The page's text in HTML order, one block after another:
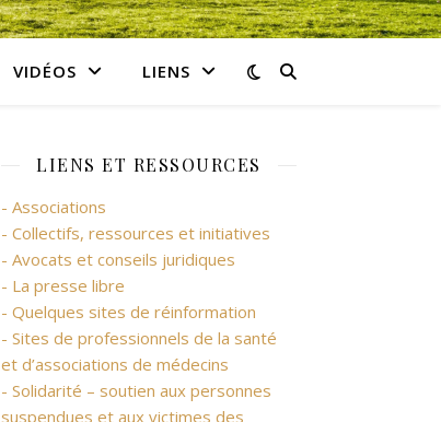
VIDÉOS LIENS
LIENS ET RESSOURCES
- Associations
- Collectifs, ressources et initiatives
- Avocats et conseils juridiques
- La presse libre
- Quelques sites de réinformation
- Sites de professionnels de la santé
et d’associations de médecins
- Solidarité – soutien aux personnes
suspendues et aux victimes des